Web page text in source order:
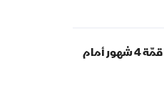
الفيدرالي قد يدفع الدولار لـ قمّة 4 شهور أمام